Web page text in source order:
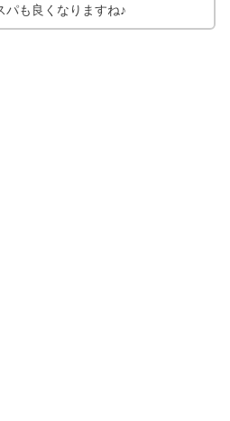
パも良くなりますね♪